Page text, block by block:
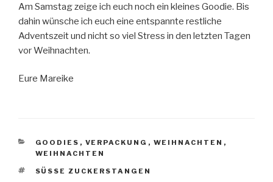
Am Samstag zeige ich euch noch ein kleines Goodie. Bis
dahin wünsche ich euch eine entspannte restliche
Adventszeit und nicht so viel Stress in den letzten Tagen
vor Weihnachten.
Eure Mareike
KATEGORIEN
GOODIES , VERPACKUNG , WEIHNACHTEN ,
WEIHNACHTEN
SCHLAGWÖRTER
SÜSSE ZUCKERSTANGEN